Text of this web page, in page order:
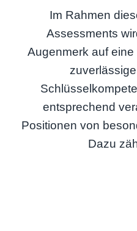
Im Rahmen
Assessments
Augenmerk auf eine
entsprechend
Positionen von
Dazu